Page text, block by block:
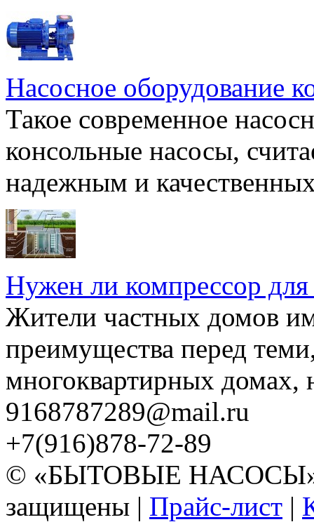
Насосное оборудование
Такое современное
консольные насосы,
надежным и
Нужен ли компрессор для
Жители частных домов
преимущества перед
многоквартирных домах,
9168787289@mail.ru
+7(916)878-72-89
© «БЫТОВЫЕ НАСОСЫ»
защищены | Прайс-лист |